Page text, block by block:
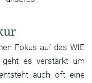
Fokus auf das WIE
geht es verstärkt um
auch oft eine